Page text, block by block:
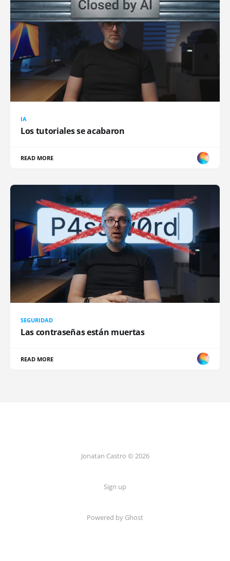
IA
Los tutoriales se acabaron
READ MORE
SEGURIDAD
Las contraseñas están muertas
READ MORE
Jonatan Castro © 2026
Sign up
Powered by Ghost